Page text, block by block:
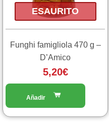
ESAURITO
Funghi famigliola 470 g –
D’Amico
5,20€